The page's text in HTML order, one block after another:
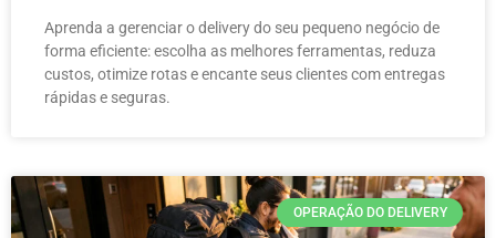
Aprenda a gerenciar o delivery do seu pequeno negócio de
forma eficiente: escolha as melhores ferramentas, reduza
custos, otimize rotas e encante seus clientes com entregas
rápidas e seguras.
OPERAÇÃO DO DELIVERY